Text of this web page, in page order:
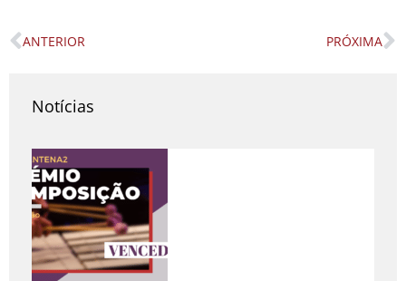
Prev
ANTERIOR PRÓXIMA
Notícias